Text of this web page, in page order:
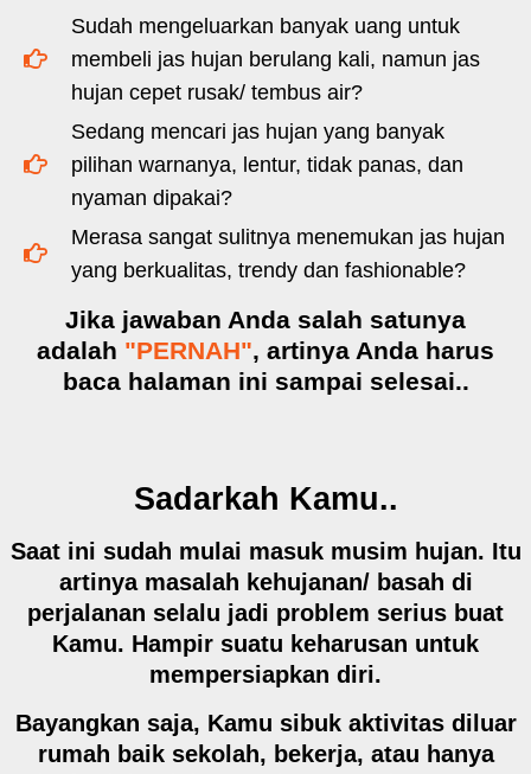
Sudah mengeluarkan banyak uang untuk
membeli jas hujan berulang kali, namun jas
hujan cepet rusak/ tembus air?
Sedang mencari jas hujan yang banyak
pilihan warnanya, lentur, tidak panas, dan
nyaman dipakai?
Merasa sangat sulitnya menemukan jas hujan
yang berkualitas, trendy dan fashionable?
Jika jawaban Anda salah satunya
adalah "PERNAH", artinya Anda harus
baca halaman ini sampai selesai..
Sadarkah Kamu..
Saat ini sudah mulai masuk musim hujan. Itu
artinya masalah kehujanan/ basah di
perjalanan selalu jadi problem serius buat
Kamu. Hampir suatu keharusan untuk
mempersiapkan diri.
Bayangkan saja, Kamu sibuk aktivitas diluar
rumah baik sekolah, bekerja, atau hanya